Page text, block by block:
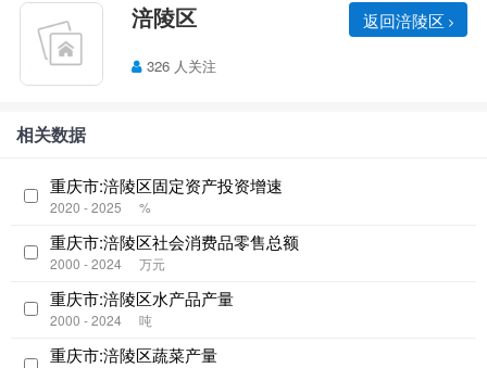
涪陵区 返回涪陵区
326 人关注
相关数据
重庆市:涪陵区固定资产投资增速
2020 - 2025 %
重庆市:涪陵区社会消费品零售总额
2000 - 2024 万元
重庆市:涪陵区水产品产量
2000 - 2024 吨
重庆市:涪陵区蔬菜产量